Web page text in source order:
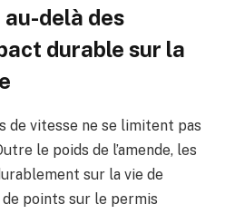
delà des
durable sur la
de vitesse ne se limitent pas
le poids de l’amende, les
sur la vie de
points sur le permis